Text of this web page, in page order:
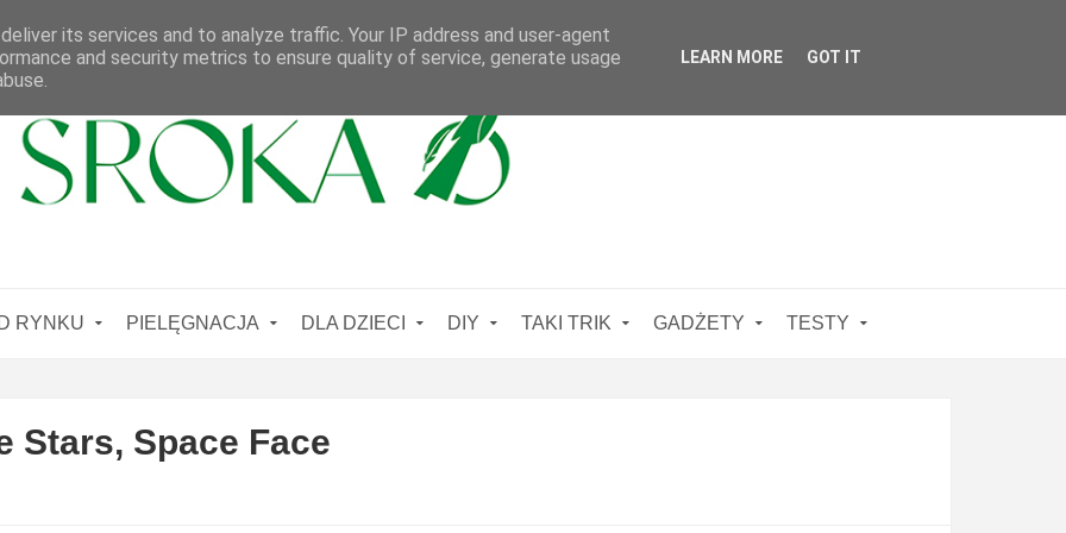
RYNKU PIELĘGNACJA DLA DZIECI DIY TAKI TRIK GADŻETY TESTY
Stars, Space Face
its services and to analyze traffic. Your IP address and user-agent
and security metrics to ensure quality of service, generate usage
LEARN MORE GOT IT